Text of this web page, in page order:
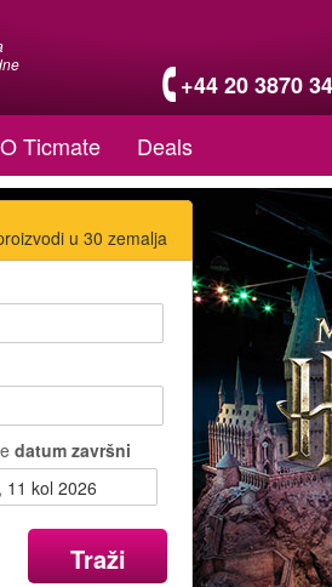
+44 20 3870
O Ticmate Deals
u 30 zemalja
datum završni
11 kol 2026
Traži